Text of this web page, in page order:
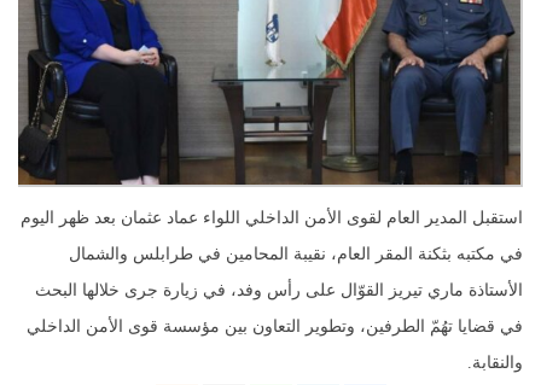
استقبل المدير العام لقوى الأمن الداخلي اللواء عماد عثمان بعد ظهر اليوم
في مكتبه بثكنة المقر العام، نقيبة المحامين في طرابلس والشمال
الأستاذة ماري تيريز القوّال على رأس وفد، في زيارة جرى خلالها البحث
في قضايا تهُمّ الطرفين، وتطوير التعاون بين مؤسسة قوى الأمن الداخلي
والنقابة.